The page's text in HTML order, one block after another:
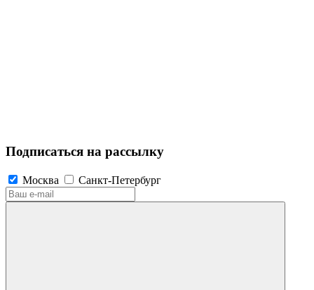
Подписаться на рассылку
Москва Санкт-Петербург